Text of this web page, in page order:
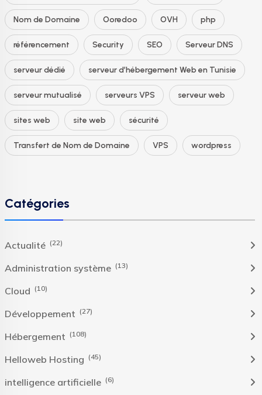
Nom de Domaine Ooredoo OVH php
référencement Security SEO Serveur DNS
serveur dédié serveur d’hébergement Web en Tunisie
serveur mutualisé serveurs VPS serveur web
sites web site web sécurité
Transfert de Nom de Domaine VPS wordpress
Catégories
Actualité (22)
Administration système (13)
Cloud (10)
Développement (27)
Hébergement (108)
Helloweb Hosting (45)
intelligence artificielle (6)